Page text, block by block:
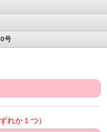
号
ずれか１つ）